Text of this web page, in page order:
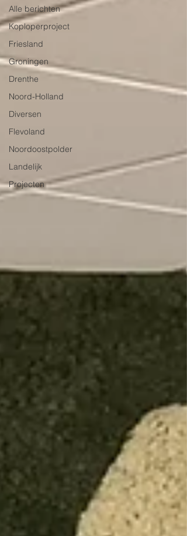
Alle berichten
Koploperproject
Friesland
Groningen
Drenthe
Noord-Holland
Diversen
Flevoland
Noordoostpolder
Landelijk
Projecten